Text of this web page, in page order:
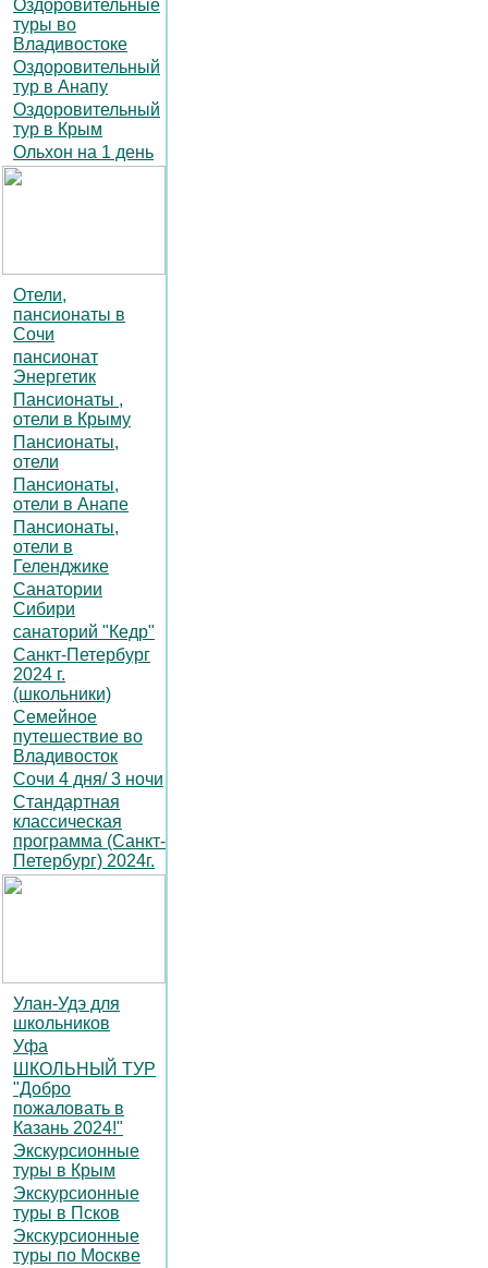
Оздоровительные
туры во
Владивостоке
Оздоровительный
тур в Анапу
Оздоровительный
тур в Крым
Ольхон на 1 день
Отели,
пансионаты в
Сочи
пансионат
Энергетик
Пансионаты ,
отели в Крыму
Пансионаты,
отели
Пансионаты,
отели в Анапе
Пансионаты,
отели в
Геленджике
Санатории
Сибири
санаторий "Кедр"
Санкт-Петербург
2024 г.
(школьники)
Семейное
путешествие во
Владивосток
Сочи 4 дня/ 3 ночи
Стандартная
классическая
программа (Санкт-
Петербург) 2024г.
Улан-Удэ для
школьников
Уфа
ШКОЛЬНЫЙ ТУР
"Добро
пожаловать в
Казань 2024!"
Экскурсионные
туры в Крым
Экскурсионные
туры в Псков
Экскурсионные
туры по Москве